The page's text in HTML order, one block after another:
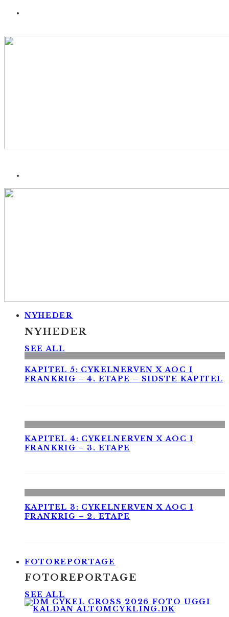
NYHEDER
NYHEDER
SEE ALL
KAPITEL 5: CYKELNERVEN X AOC I
FRANKRIG – 4. ETAPE – SIDSTE KAPITEL
KAPITEL 4: CYKELNERVEN X AOC I
FRANKRIG – 3. ETAPE
KAPITEL 3: CYKELNERVEN X AOC I
FRANKRIG – 2. ETAPE
FOTOREPORTAGE
FOTOREPORTAGE
SEE ALL